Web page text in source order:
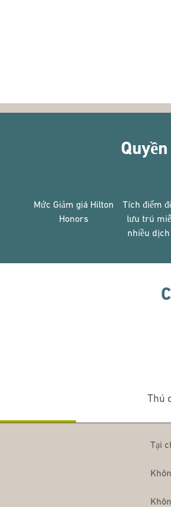
Mức Giảm giá Hilton
Honors
Tích điểm
lưu trú
nhiều
Thú
Tại